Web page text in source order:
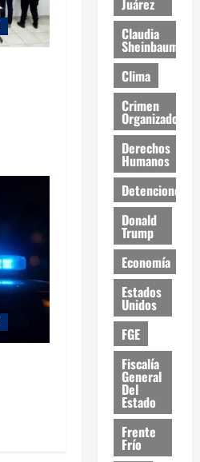
Juárez
Claudia
Sheinbaum
Clima
Crimen
Organizado
Derechos
Humanos
Detenciones
Donald
Trump
Economía
Estados
Unidos
FGE
Fiscalía
General
Del
Estado
Frente
Frío